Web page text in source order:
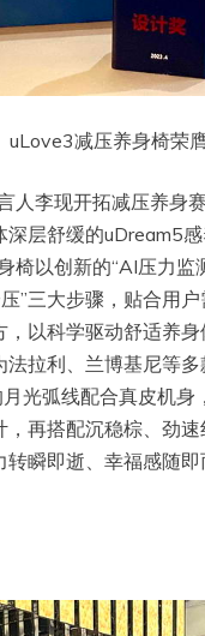
uLove3减压养身椅荣
人李现开拓减压养身
层舒缓的uDream5
以创新的“AI压力监
”三大步骤，贴合用
以科学驱动舒适养
拉利、兰博基尼等
月光弧线配合真皮机
再搭配沉稳棕、劲
瞬即逝、幸福感随即